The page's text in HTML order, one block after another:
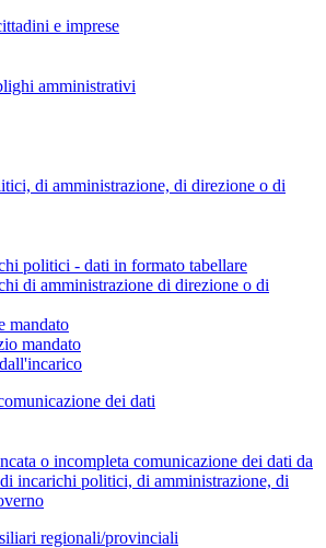
e imprese
amministrativi
di amministrazione, di direzione o di
politici - dati in formato tabellare
di amministrazione di direzione o di
mandato
mandato
dei dati
o incompleta comunicazione dei dati da
incarichi politici, di amministrazione, di
regionali/provinciali